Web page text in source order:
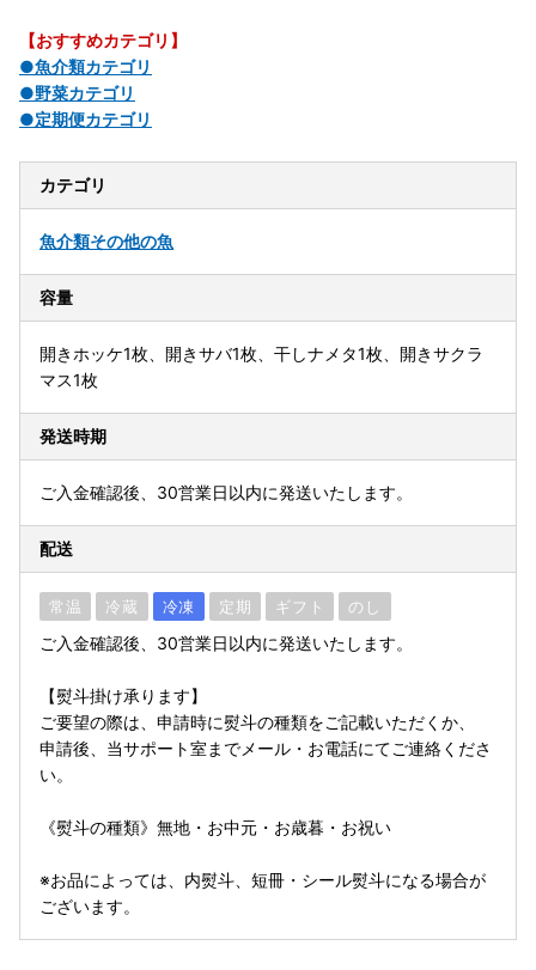
【おすすめカテゴリ】
●魚介類カテゴリ
●野菜カテゴリ
●定期便カテゴリ
カテゴリ
魚介類その他の魚
容量
開きホッケ1枚、開きサバ1枚、干しナメタ1枚、開きサクラ
マス1枚
発送時期
ご入金確認後、30営業日以内に発送いたします。
配送
常温 冷蔵 冷凍 定期 ギフト のし
ご入金確認後、30営業日以内に発送いたします。
【熨斗掛け承ります】
ご要望の際は、申請時に熨斗の種類をご記載いただくか、
申請後、当サポート室までメール・お電話にてご連絡くださ
い。
《熨斗の種類》無地・お中元・お歳暮・お祝い
※お品によっては、内熨斗、短冊・シール熨斗になる場合が
ございます。